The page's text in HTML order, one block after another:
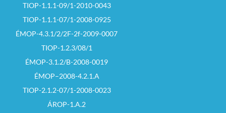
TIOP-1.1.1-09/1-2010-0043
TIOP-1.1.1-07/1-2008-0925
ÉMOP-4.3.1/2/2F-2f-2009-0007
TIOP-1.2.3/08/1
ÉMOP-3.1.2/B-2008-0019
ÉMOP–2008-4.2.1.A
TIOP-2.1.2-07/1-2008-0023
ÁROP-1.A.2